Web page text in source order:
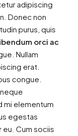
adipiscing
Donec non
purus, quis
orci ac
Nullam
erat.
congue.
mi elementum
egestas
eu. Cum sociis